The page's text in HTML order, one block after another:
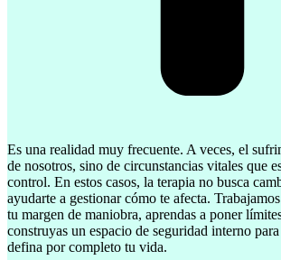
Es una realidad muy frecuente. A veces, el
de nosotros, sino de circunstancias vitales que
control. En estos casos, la terapia no busca
ayudarte a gestionar cómo te afecta.
tu margen de maniobra, aprendas a poner
construyas un espacio de seguridad interno
defina por completo tu vida.